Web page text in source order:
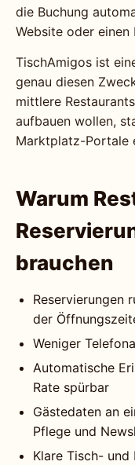
die Buchung
Website oder
TischAmigos ist
genau diesen
mittlere
aufbauen wollen,
Marktplatz-Portale
Warum
brauchen
Reservierungen
der
Weniger
Automatische
Rate spürbar
Gästedaten an
Pflege und
Klare Tisch-